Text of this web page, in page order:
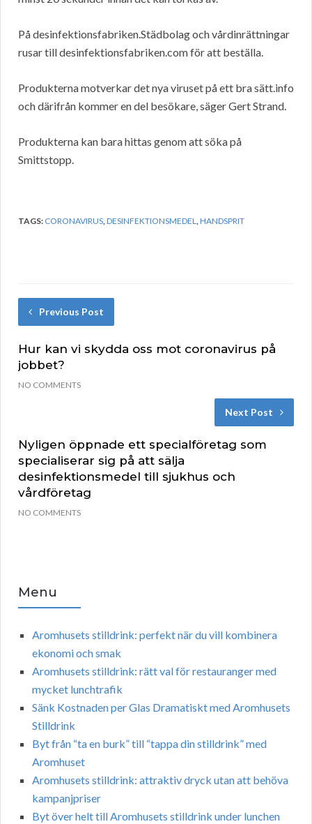
På desinfektionsfabriken.Städbolag och vårdinrättningar
rusar till desinfektionsfabriken.com för att beställa.
Produkterna motverkar det nya viruset på ett bra sätt.info
och därifrån kommer en del besökare, säger Gert Strand.
Produkterna kan bara hittas genom att söka på
Smittstopp.
TAGS: CORONAVIRUS,DESINFEKTIONSMEDEL,HANDSPRIT
Previous Post
Hur kan vi skydda oss mot coronavirus på
jobbet?
NO COMMENTS
Next Post
Nyligen öppnade ett specialföretag som
specialiserar sig på att sälja
desinfektionsmedel till sjukhus och
vårdföretag
NO COMMENTS
Menu
Aromhusets stilldrink: perfekt när du vill kombinera
ekonomi och smak
Aromhusets stilldrink: rätt val för restauranger med
mycket lunchtrafik
Sänk Kostnaden per Glas Dramatiskt med Aromhusets
Stilldrink
Byt från “ta en burk” till “tappa din stilldrink” med
Aromhuset
Aromhusets stilldrink: attraktiv dryck utan att behöva
kampanjpriser
Byt över helt till Aromhusets stilldrink under lunchen